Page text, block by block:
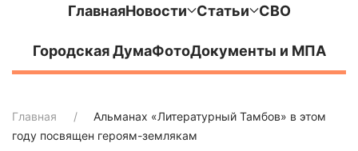
ГлавнаяНовости Статьи СВО
Городская ДумаФотоДокументы и МПА
Главная
Альманах «Литературный Тамбов» в этом
году посвящен героям-землякам